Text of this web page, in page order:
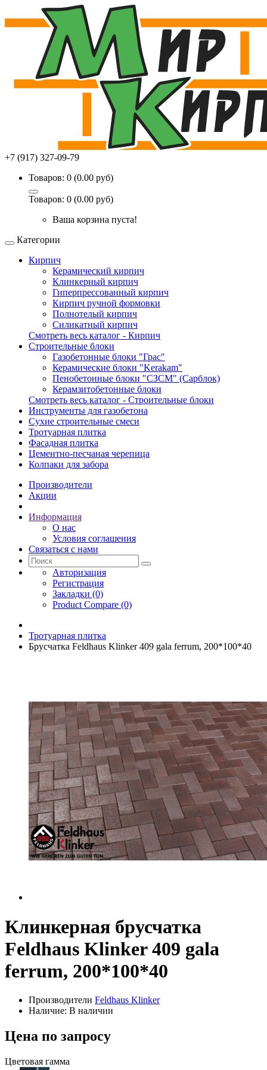
+7 (917) 327-09-79
Товаров: 0 (0.00 руб)
Товаров: 0 (0.00 руб)
Ваша корзина пуста!
Категории
Кирпич
Керамический кирпич
Клинкерный кирпич
Гиперпрессованный кирпич
Кирпич ручной формовки
Полнотелый кирпич
Силикатный кирпич
Смотреть весь каталог - Кирпич
Строительные блоки
Газобетонные блоки "Грас"
Керамические блоки "Kerakam"
Пенобетонные блоки "СЗСМ" (Сарблок)
Керамзитобетонные блоки
Смотреть весь каталог - Строительные блоки
Инструменты для газобетона
Сухие строительные смеси
Тротуарная плитка
Фасадная плитка
Цементно-песчаная черепица
Колпаки для забора
Производители
Акции
Информация
О нас
Условия соглашения
Связаться с нами
Авторизация
Регистрация
Закладки (0)
Product Compare (0)
Тротуарная плитка
Брусчатка Feldhaus Klinker 409 gala ferrum, 200*100*40
Клинкерная брусчатка
Feldhaus Klinker 409 gala
ferrum, 200*100*40
Производители Feldhaus Klinker
Наличие: В наличии
Цена по запросу
Цветовая гамма